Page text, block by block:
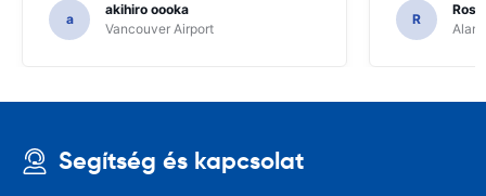
a
akihiro oooka
Vancouver Airport
R
Segítség és kapcsolat